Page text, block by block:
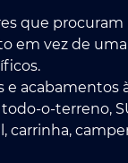
que
em vez de
acabamentos
o-terreno,
carrinha,